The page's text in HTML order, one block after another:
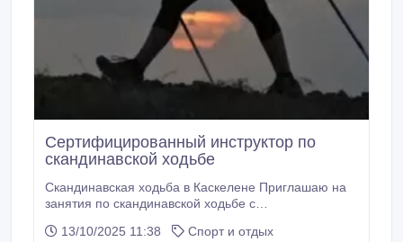
Сертифицированный инструктор по
скандинавской ходьбе
Скандинавская ходьба в Каскелене Приглашаю на
занятия по скандинавской ходьбе с
и эффективная тренировка, подходящая людям
13/10/2025 11:38
Спорт и отдых